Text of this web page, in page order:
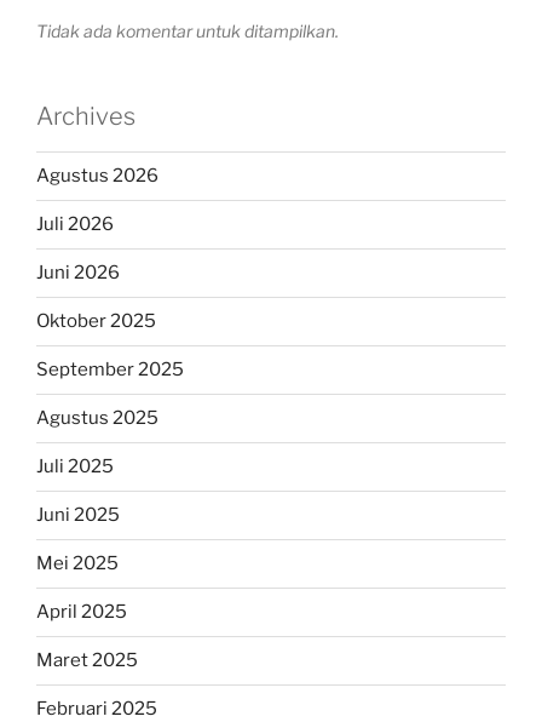
Tidak ada komentar untuk ditampilkan.
Archives
Agustus 2026
Juli 2026
Juni 2026
Oktober 2025
September 2025
Agustus 2025
Juli 2025
Juni 2025
Mei 2025
April 2025
Maret 2025
Februari 2025